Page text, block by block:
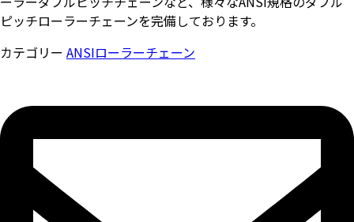
ピッチローラーチェーンを完備しております。
カテゴリー ANSIローラーチェーン